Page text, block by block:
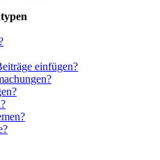
einfügen?